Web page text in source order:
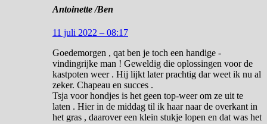
Antoinette /Ben
11 juli 2022 – 08:17
Goedemorgen , qat ben je toch een handige -
vindingrijke man ! Geweldig die oplossingen voor de
kastpoten weer . Hij lijkt later prachtig dar weet ik nu al
zeker. Chapeau en succes .
Tsja voor hondjes is het geen top-weer om ze uit te
laten . Hier in de middag til ik haar naar de overkant in
het gras , daarover een klein stukje lopen en dat was het